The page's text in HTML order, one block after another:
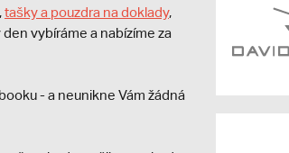
,tašky a pouzdra na doklady,
vybíráme a nabízíme za
- a neunikne Vám žádná